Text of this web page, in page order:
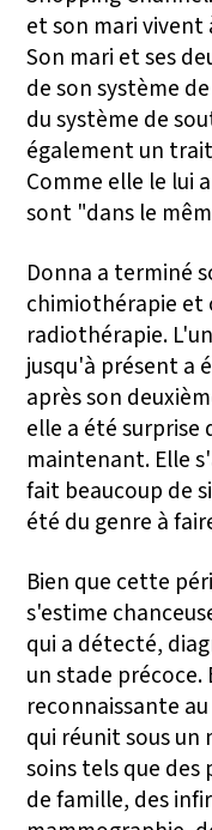
et son mari vivent
Son mari et ses
de son système
du système de
également un
Comme elle le lui
sont "dans le
Donna a terminé
chimiothérapie
radiothérapie.
jusqu'à présent a
après son
elle a été surprise
maintenant. Elle
fait beaucoup de
été du genre à
Bien que cette
s'estime
qui a détecté,
un stade
reconnaissante
qui réunit sous
soins tels que
de famille, des